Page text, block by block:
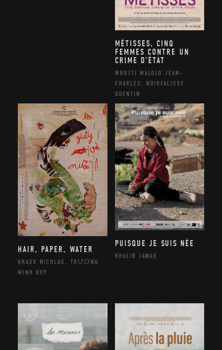
MÉTISSES, CINQ
FEMMES CONTRE UN
CRIME D’ÉTAT
MBOTTI MALOLO JEAN-
CHARLES, NOIRFALISSE
QUENTIN
HAIR, PAPER, WATER
GRAUX NICOLAS, TRƯƠNG
MINH QUÝ
PUISQUE JE SUIS NÉE
RHALIB JAWAD